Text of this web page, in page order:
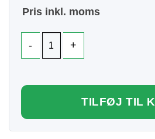
Pris inkl. moms
TILFØJ TIL